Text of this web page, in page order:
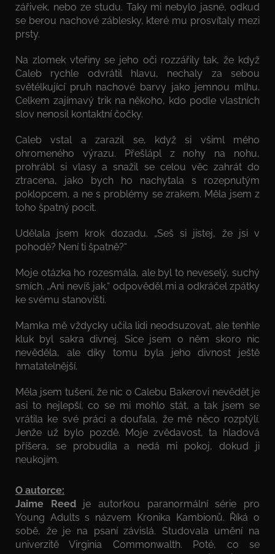
zářivek, nebo ze studu. Taky mi nebylo jasné, odkud
se berou nachové záblesky, které mu prosvítaly mezi
prsty.
Na zlomek vteřiny se jeho oči rozzářily tak, že když
Caleb rychle odvrátil hlavu, nechaly za sebou
světélkující pruh nachové barvy jako jemnou mlhu.
Celkem zajímavý trik na někoho, kdo podle vlastních
slov nenosil kontaktní čočky.
Caleb vstal a zarazil se, když si všiml mého
ohromeného výrazu. Přešlápl z nohy na nohu,
prohrábl si vlasy a snažil se celou věc zahrát do
ztracena, jako bych ho nachytala s rozepnutým
poklopcem, a ne s problémy se zrakem. Měla jsem z
toho špatný pocit.
Udělala jsem krok dozadu. „Seš si jistej, že jsi v
pohodě? Není ti špatně?“
Moje otázka ho rozesmála, ale byl to neveselý, suchý
smích. „Ani nevíš jak,“ odpověděl mi a odkráčel zpátky
ke svému stanovišti.
Mamka mě vždycky učila lidi neodsuzovat, ale tenhle
kluk byl sakra divnej. Sice jsem o něm skoro nic
nevěděla, ale díky tomu byla jeho divnost ještě
hmatatelnější.
Měla jsem tušení, že nic o Calebu Bakerovi nevědět je
asi to nejlepší, co se mi mohlo stát, a tak jsem se
vrátila ke své práci a doufala, že mě něco rozptýlí.
Jenže už bylo pozdě. Moje zvědavost, ta hladová
příšera, se probudila a nedá mi pokoj, dokud ji
neukojím.
O autorce:
Jaime Reedje autorkou paranormální série pro
Young Adults s názvem Kronika Kambionů. Říká o
sobě, že je na psaní závislá. Studovala umění na
univerzitě Virginia Commonwalth. Poté, co se